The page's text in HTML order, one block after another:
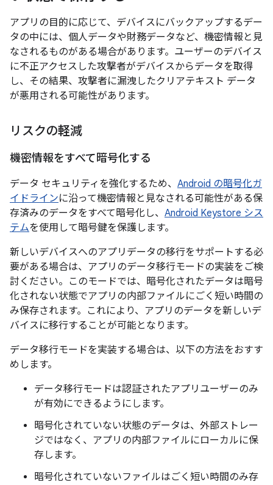
アプリの目的に応じて、デバイスにバックアップするデー
タの中には、個人データや財務データなど、機密情報と見
なされるものがある場合があります。ユーザーのデバイス
に不正アクセスした攻撃者がデバイスからデータを取得
し、その結果、攻撃者に漏洩したクリアテキスト データ
が悪用される可能性があります。
リスクの軽減
機密情報をすべて暗号化する
データ セキュリティを強化するため、 Android の暗号化ガ
イドラインに沿って機密情報と見なされる可能性がある保
存済みのデータをすべて暗号化し、 Android Keystore シス
テムを使用して暗号鍵を保護します。
新しいデバイスへのアプリデータの移行をサポートする必
要がある場合は、アプリのデータ移行モードの実装をご検
討ください。このモードでは、暗号化されたデータは暗号
化されない状態でアプリの内部ファイルにごく短い時間の
み保存されます。これにより、アプリのデータを新しいデ
バイスに移行することが可能となります。
データ移行モードを実装する場合は、以下の方法をおすす
めします。
データ移行モードは認証されたアプリユーザーのみ
が有効にできるようにします。
暗号化されていない状態のデータは、外部ストレー
ジではなく、アプリの内部ファイルにローカルに保
存します。
暗号化されていないファイルはごく短い時間のみ存